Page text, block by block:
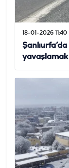
18-01-2026 11:40